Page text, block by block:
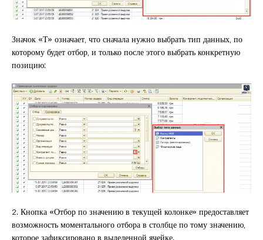
Значок «Т» означает, что сначала нужно выбрать тип данных, по
которому будет отбор, и только после этого выбрать конкретную
позицию:
2. Кнопка «Отбор по значению в текущей колонке» предоставляет
возможность моментального отбора в столбце по тому значению,